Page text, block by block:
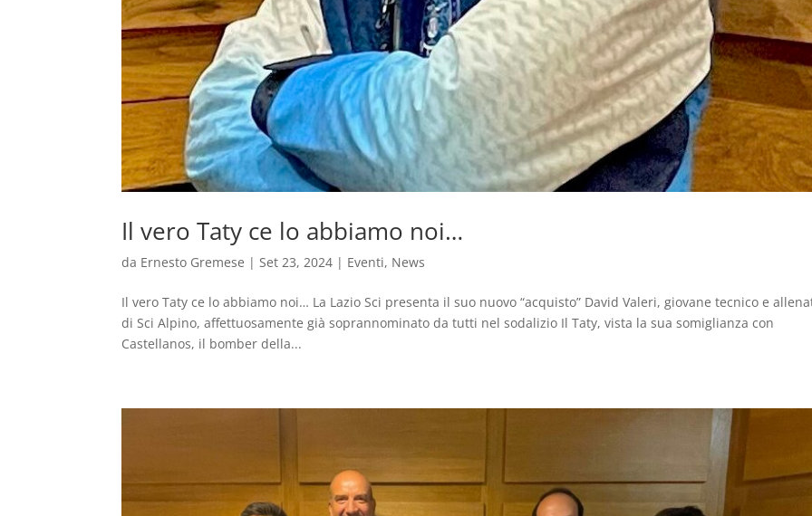
Il vero Taty ce lo abbiamo noi…
da Ernesto Gremese |Set 23, 2024 | Eventi, News
Il vero Taty ce lo abbiamo noi… La Lazio Sci presenta il suo nuovo “acquisto” David Valeri, giovane tecnico e
di Sci Alpino, affettuosamente già soprannominato da tutti nel sodalizio Il Taty, vista la sua somiglianza con
Castellanos, il bomber della...